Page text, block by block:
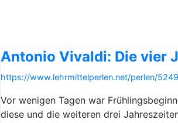
Antonio Vivaldi: Die vier
https://www.lehrmittelperlen.net/perlen/
Vor wenigen Tagen war
diese und die weiteren drei